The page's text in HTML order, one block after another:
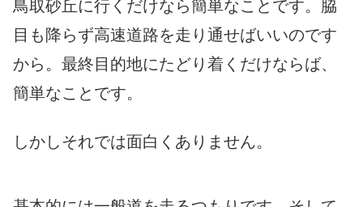
鳥取砂丘に行くだけなら簡単なことです。脇
目も降らず高速道路を走り通せばいいのです
から。最終目的地にたどり着くだけならば、
簡単なことです。
しかしそれでは面白くありません。